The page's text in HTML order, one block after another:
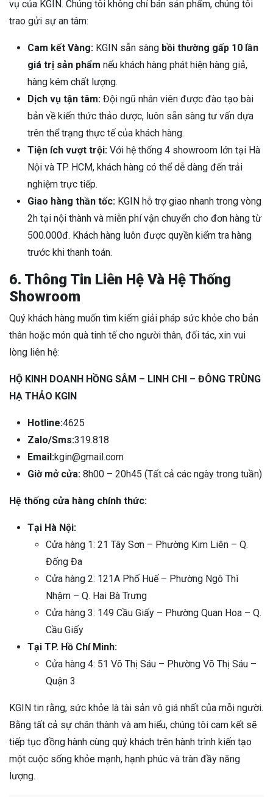
vụ của KGIN. Chúng tôi không chỉ bán sản phẩm, chúng tôi
trao gửi sự an tâm:
Cam kết Vàng: KGIN sẵn sàng bồi thường gấp 10 lần
giá trị sản phẩm nếu khách hàng phát hiện hàng giả,
hàng kém chất lượng.
Dịch vụ tận tâm: Đội ngũ nhân viên được đào tạo bài
bản về kiến thức thảo dược, luôn sẵn sàng tư vấn dựa
trên thể trạng thực tế của khách hàng.
Tiện ích vượt trội: Với hệ thống 4 showroom lớn tại Hà
Nội và TP. HCM, khách hàng có thể dễ dàng đến trải
nghiệm trực tiếp.
Giao hàng thần tốc: KGIN hỗ trợ giao nhanh trong vòng
2h tại nội thành và miễn phí vận chuyển cho đơn hàng từ
500.000đ. Khách hàng luôn được quyền kiểm tra hàng
trước khi thanh toán.
6. Thông Tin Liên Hệ Và Hệ Thống
Showroom
Quý khách hàng muốn tìm kiếm giải pháp sức khỏe cho bản
thân hoặc món quà tinh tế cho người thân, đối tác, xin vui
lòng liên hệ:
HỘ KINH DOANH HỒNG SÂM – LINH CHI – ĐÔNG TRÙNG
HẠ THẢO KGIN
Hotline:4625
Zalo/Sms:319.818
Email:kgin@gmail.com
Giờ mở cửa: 8h00 – 20h45 (Tất cả các ngày trong tuần)
Hệ thống cửa hàng chính thức:
Tại Hà Nội:
Cửa hàng 1: 21 Tây Sơn – Phường Kim Liên – Q.
Đống Đa
Cửa hàng 2: 121A Phố Huế – Phường Ngô Thì
Nhậm – Q. Hai Bà Trưng
Cửa hàng 3: 149 Cầu Giấy – Phường Quan Hoa – Q.
Cầu Giấy
Tại TP. Hồ Chí Minh:
Cửa hàng 4: 51 Võ Thị Sáu – Phường Võ Thị Sáu –
Quận 3
KGIN tin rằng, sức khỏe là tài sản vô giá nhất của mỗi người.
Bằng tất cả sự chân thành và am hiểu, chúng tôi cam kết sẽ
tiếp tục đồng hành cùng quý khách trên hành trình kiến tạo
một cuộc sống khỏe mạnh, hạnh phúc và tràn đầy năng
lượng.